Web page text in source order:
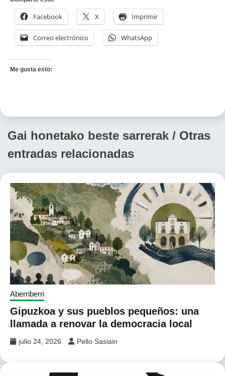
Facebook X Imprimir
Correo electrónico WhatsApp
Me gusta esto:
Gai honetako beste sarrerak / Otras
entradas relacionadas
Aberriberri
Gipuzkoa y sus pueblos pequeños: una
llamada a renovar la democracia local
julio 24, 2026 Pello Sasiain